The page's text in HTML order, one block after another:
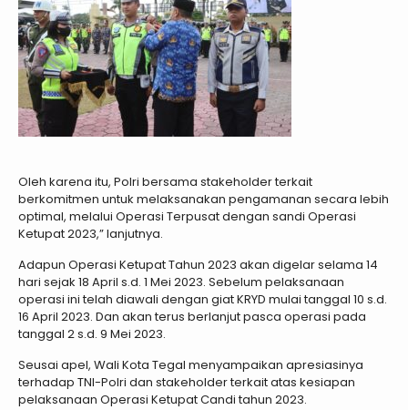
Oleh karena itu, Polri bersama stakeholder terkait
berkomitmen untuk melaksanakan pengamanan secara lebih
optimal, melalui Operasi Terpusat dengan sandi Operasi
Ketupat 2023,” lanjutnya.
Adapun Operasi Ketupat Tahun 2023 akan digelar selama 14
hari sejak 18 April s.d. 1 Mei 2023. Sebelum pelaksanaan
operasi ini telah diawali dengan giat KRYD mulai tanggal 10 s.d.
16 April 2023. Dan akan terus berlanjut pasca operasi pada
tanggal 2 s.d. 9 Mei 2023.
Seusai apel, Wali Kota Tegal menyampaikan apresiasinya
terhadap TNI-Polri dan stakeholder terkait atas kesiapan
pelaksanaan Operasi Ketupat Candi tahun 2023.